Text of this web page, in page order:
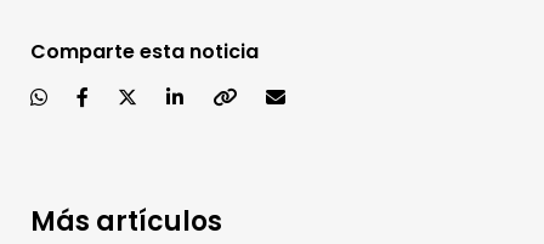
Comparte esta noticia
Más artículos